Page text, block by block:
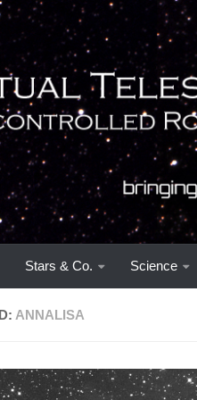
Stars & Co. Science
ANNALISA